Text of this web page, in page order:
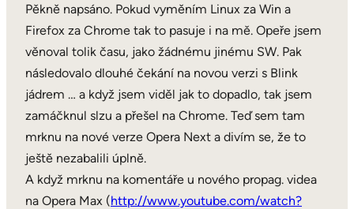
Pěkně napsáno. Pokud vyměním Linux za Win a
Firefox za Chrome tak to pasuje i na mě. Opeře jsem
věnoval tolik času, jako žádnému jinému SW. Pak
následovalo dlouhé čekání na novou verzi s Blink
jádrem … a když jsem viděl jak to dopadlo, tak jsem
zamáčknul slzu a přešel na Chrome. Teď sem tam
mrknu na nové verze Opera Next a divím se, že to
ještě nezabalili úplně.
A když mrknu na komentáře u nového propag. videa
na Opera Max (http://www.youtube.com/watch?